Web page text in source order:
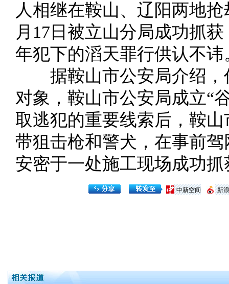
人相继在鞍山、辽阳两地
月17日被立山分局成功抓
年犯下的滔天罪行供认不讳
据鞍山市公安局介绍，
对象，鞍山市公安局成立“
取逃犯的重要线索后，鞍
带狙击枪和警犬，在事前
安密于一处施工现场成功抓
新
中新空间